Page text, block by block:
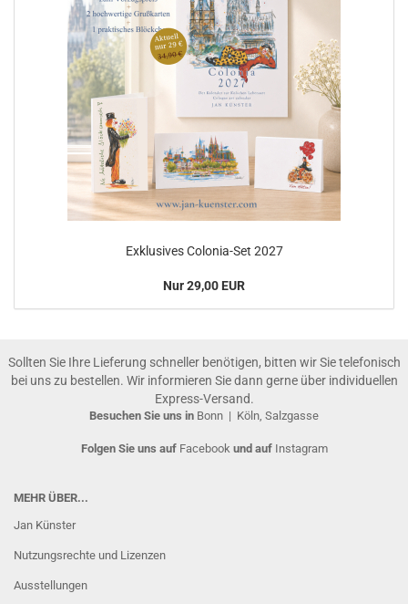
Exklusives Colonia-Set 2027
Nur 29,00 EUR
Sollten Sie Ihre Lieferung schneller benötigen, bitten wir Sie telefonisch
bei uns zu bestellen. Wir informieren Sie dann gerne über individuellen
Express-Versand.
Besuchen Sie uns in Bonn | Köln, Salzgasse
Folgen Sie uns auf Facebook und auf Instagram
MEHR ÜBER...
Jan Künster
Nutzungsrechte und Lizenzen
Ausstellungen